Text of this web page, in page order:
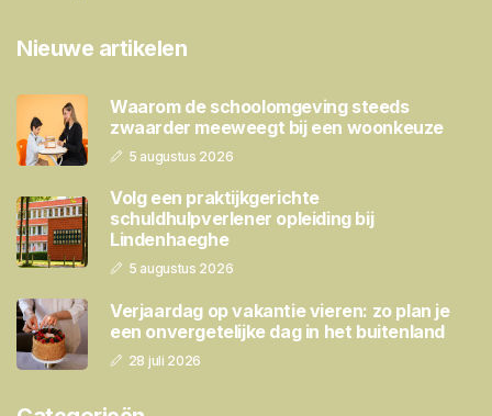
Nieuwe artikelen
Waarom de schoolomgeving steeds
zwaarder meeweegt bij een woonkeuze
5 augustus 2026
Volg een praktijkgerichte
schuldhulpverlener opleiding bij
Lindenhaeghe
5 augustus 2026
Verjaardag op vakantie vieren: zo plan je
een onvergetelijke dag in het buitenland
28 juli 2026